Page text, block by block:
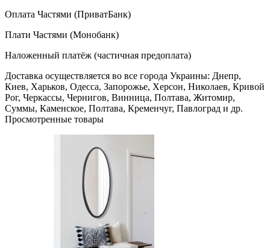
Оплата Частями (ПриватБанк)
Плати Частями (Монобанк)
Наложенный платёж (частичная предоплата)
Доставка осуществляется во все города Украины: Днепр,
Киев, Харьков, Одесса, Запорожье, Херсон, Николаев, Кривой
Рог, Черкассы, Чернигов, Винница, Полтава, Житомир,
Суммы, Каменское, Полтава, Кременчуг, Павлоград и др.
Просмотренные товары